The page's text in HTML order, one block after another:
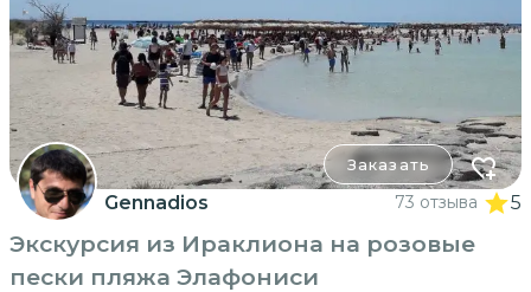
Заказать
Gennadios 73 отзыва 5
Экскурсия из Ираклиона на розовые
пески пляжа Элафониси